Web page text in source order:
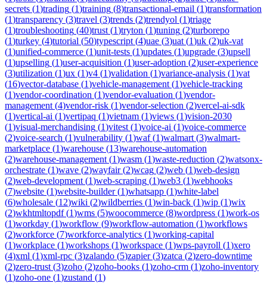
secrets (1)trading (1)training (8)transactional-email (1)transformation
(1)transparency (3)travel (3)trends (2)trendyol (1)triage
(1)troubleshooting (40)trust (1)tryton (1)tuning (2)turborepo
(1)turkey (4)tutorial (50)typescript (4)uae (3)uat (1)uk (2)uk-vat
(1)unified-commerce (1)unit-tests (1)updates (1)upgrade (3)upsell
(1)upselling (1)user-acquisition (1)user-adoption (2)user-experience
(3)utilization (1)ux (1)v4 (1)validation (1)variance-analysis (1)vat
(16)vector-database (1)vehicle-management (1)vehicle-tracking
(1)vendor-coordination (1)vendor-evaluation (1)vendor-
management (4)vendor-risk (1)vendor-selection (2)vercel-ai-sdk
(1)vertical-ai (1)vertipaq (1)vietnam (1)views (1)vision-2030
(1)visual-merchandising (1)vitest (1)voice-ai (1)voice-commerce
(2)voice-search (1)vulnerability (1)waf(1)walmart (3)walmart-
marketplace (1)warehouse (13)warehouse-automation
(2)warehouse-management (1)wasm (1)waste-reduction (2)watsonx-
orchestrate (1)wave (2)wayfair(2)wcag (2)web (1)web-design
(2)web-development (1)web-scraping (1)web3 (1)webhooks
(7)website (1)website-builder(1)whatsapp (1)white-label
(6)wholesale (12)wiki (2)wildberries (1)win-back (1)wip (1)wix
(2)wkhtmltopdf(1)wms (5)woocommerce (8)wordpress (1)work-os
(1)workday (1)workflow (9)workflow-automation (1)workflows
(2)workforce (7)workforce-analytics (1)working-capital
(1)workplace (1)workshops (1)workspace (1)wps-payroll (1)xero
(4)xml (1)xml-rpc (3)zalando (5)zapier(3)zatca (2)zero-downtime
(2)zero-trust (3)zoho (2)zoho-books (1)zoho-crm (1)zoho-inventory
(1)zoho-one (1)zustand (1)